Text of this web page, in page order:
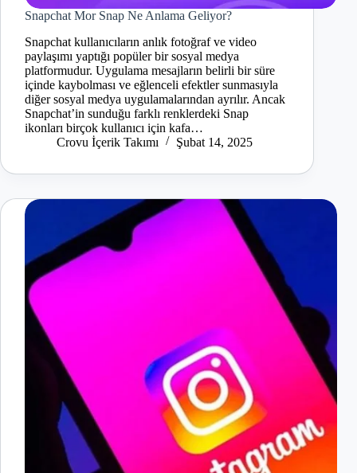
Snapchat Mor Snap Ne Anlama Geliyor?
Snapchat kullanıcıların anlık fotoğraf ve video
paylaşımı yaptığı popüler bir sosyal medya
platformudur. Uygulama mesajların belirli bir süre
içinde kaybolması ve eğlenceli efektler sunmasıyla
diğer sosyal medya uygulamalarından ayrılır. Ancak
Snapchat’in sunduğu farklı renklerdeki Snap
ikonları birçok kullanıcı için kafa…
Crovu İçerik Takımı
Şubat 14, 2025